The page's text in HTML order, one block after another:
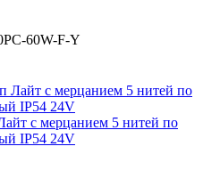
60W-F-Y
с мерцанием 5 нитей по
IP54 24V